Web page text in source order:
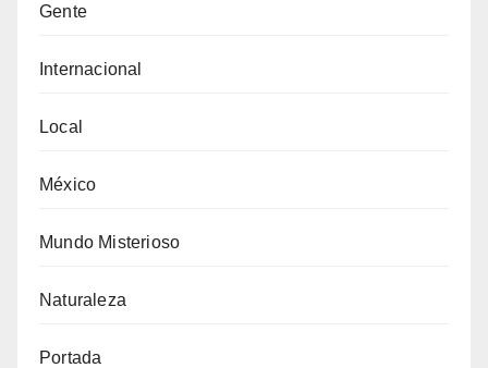
Gente
Internacional
Local
México
Mundo Misterioso
Naturaleza
Portada